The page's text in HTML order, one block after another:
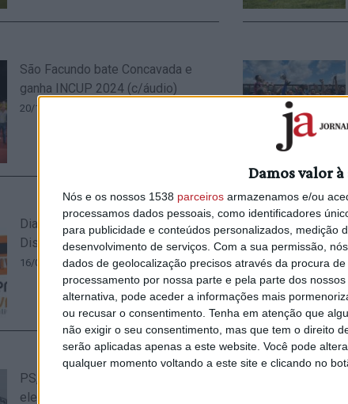
Damos valor
Nós e os nossos 1538 parceiros armazenamos e/ou
processamos dados pessoais, como identificadores
para publicidade e conteúdos personalizados, medição
desenvolvimento de serviços. Com a sua permissão,
dados de geolocalização precisos através da procura
processamento por nossa parte e pela parte dos
alternativa, pode aceder a informações mais
ou recusar o consentimento. Tenha em atenção que
não exigir o seu consentimento, mas que tem o direito
serão aplicadas apenas a este website. Você pode
qualquer momento voltando a este site e clicando no
São Facundo bate Concavada e
ganha INCUP 2024 (c/áudio)
20/10/2024 às 13:40
Dia de finais: INATEL (11h) e 1.ª
Distrital (17h)
16/05/2024 às 11:14
PS, PSD e CDU candidatam-se às
eleições intercalares na União de